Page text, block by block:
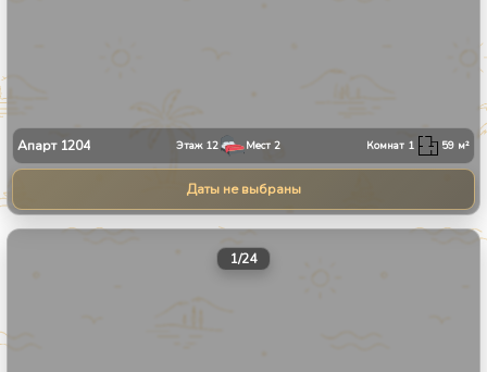
Апарт 1204 Этаж 12 Мест 2 Комнат 1 59 м²
Даты не выбраны
1/24